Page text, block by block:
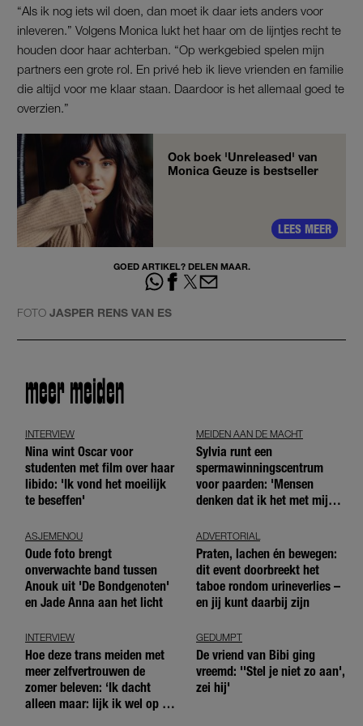
“Als ik nog iets wil doen, dan moet ik daar iets anders voor
inleveren.” Volgens Monica lukt het haar om de lijntjes recht te
houden door haar achterban. “Op werkgebied spelen mijn
partners een grote rol. En privé heb ik lieve vrienden en familie
die altijd voor me klaar staan. Daardoor is het allemaal goed te
overzien.”
Ook boek 'Unreleased' van
Monica Geuze is bestseller
LEES MEER
GOED ARTIKEL? DELEN MAAR.
FOTO JASPER RENS VAN ES
meer meiden
INTERVIEW
Nina wint Oscar voor
studenten met film over haar
libido: 'Ik vond het moeilijk
te beseffen'
MEIDEN AAN DE MACHT
Sylvia runt een
spermawinningscentrum
voor paarden: 'Mensen
denken dat ik het met mijn
ASJEMENOU
Oude foto brengt
onverwachte band tussen
Anouk uit 'De Bondgenoten'
en Jade Anna aan het licht
ADVERTORIAL
Praten, lachen én bewegen:
dit event doorbreekt het
taboe rondom urineverlies –
en jij kunt daarbij zijn
INTERVIEW
Hoe deze trans meiden met
meer zelfvertrouwen de
zomer beleven: ‘Ik dacht
alleen maar: lijk ik wel op de
GEDUMPT
De vriend van Bibi ging
vreemd: ''Stel je niet zo aan',
zei hij'